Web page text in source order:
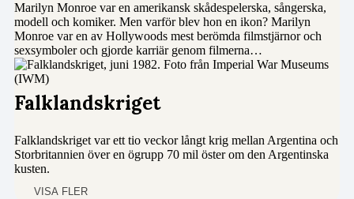
Marilyn Monroe var en amerikansk skådespelerska, sångerska,
modell och komiker. Men varför blev hon en ikon? Marilyn
Monroe var en av Hollywoods mest berömda filmstjärnor och
sexsymboler och gjorde karriär genom filmerna…
Falklandskriget
Falklandskriget var ett tio veckor långt krig mellan Argentina och
Storbritannien över en ögrupp 70 mil öster om den Argentinska
kusten.
VISA FLER